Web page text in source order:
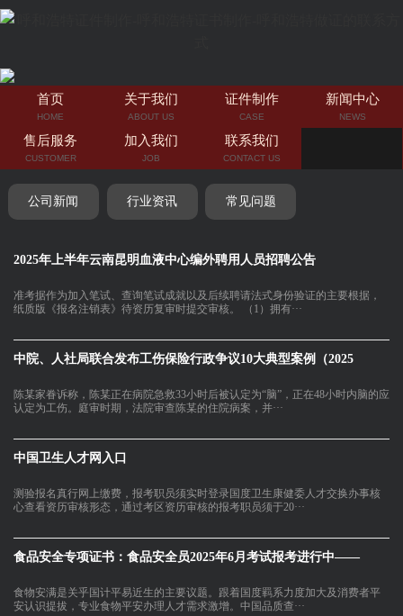
首页
HOME
关于我们
ABOUT US
证件制作
CASE
新闻中心
NEWS
售后服务
CUSTOMER
加入我们
JOB
联系我们
CONTACT US
公司新闻 行业资讯 常见问题
2025年上半年云南昆明血液中心编外聘用人员招聘公告
准考据作为加入笔试、查询笔试成就以及后续聘请法式身份验证的主要根据，
纸质版《报名注销表》待资历复审时提交审核。 （1）拥有···
中院、人社局联合发布工伤保险行政争议10大典型案例（2025
陈某家眷诉称，陈某正在病院急救33小时后被认定为“脑”，正在48小时内脑的应
认定为工伤。庭审时期，法院审查陈某的住院病案，并···
中国卫生人才网入口
测验报名真行网上缴费，报考职员须实时登录国度卫生康健委人才交换办事核
心查看资历审核形态，通过考区资历审核的报考职员须于20···
食品安全专项证书：食品安全员2025年6月考试报考进行中——
食物安满是关乎国计平易近生的主要议题。跟着国度羁系力度加大及消费者平
安认识提拔，专业食物平安办理人才需求激增。中国品质查···